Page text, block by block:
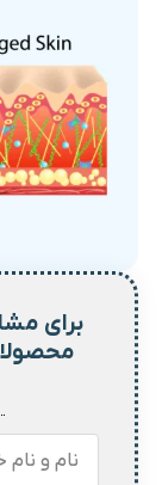
برای